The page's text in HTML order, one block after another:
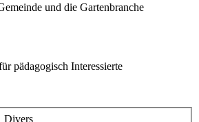
und die Gartenbranche
pädagogisch Interessierte
Divers